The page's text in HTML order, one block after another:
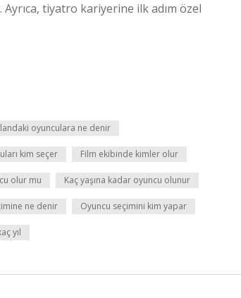
tiyatro kariyerine ilk adım özel
oyunculara ne denir
kim seçer Film ekibinde kimler olur
olur mu Kaç yaşına kadar oyuncu olunur
ne denir Oyuncu seçimini kim yapar
yıl